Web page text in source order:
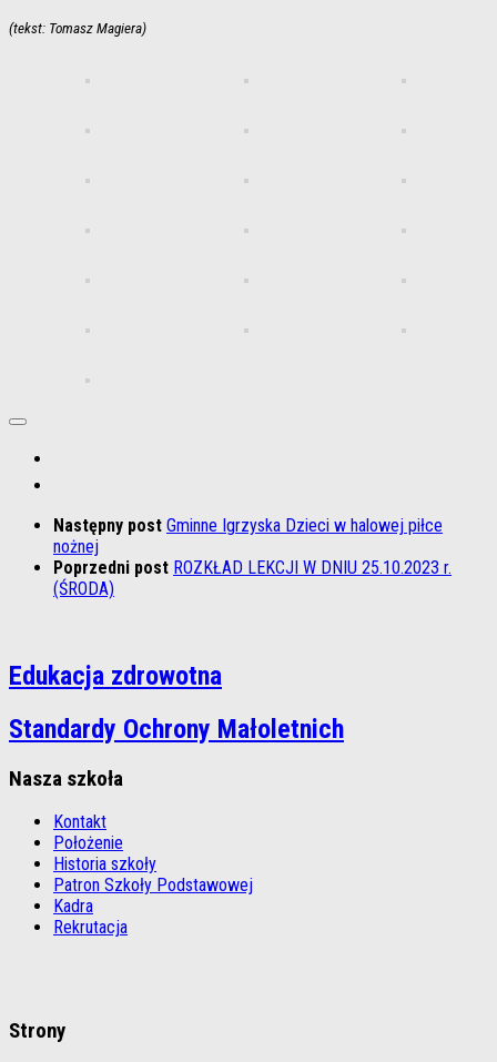
(tekst: Tomasz Magiera)
Następny post Gminne Igrzyska Dzieci w halowej piłce
nożnej
Poprzedni post ROZKŁAD LEKCJI W DNIU 25.10.2023 r.
(ŚRODA)
Edukacja zdrowotna
Standardy Ochrony Małoletnich
Nasza szkoła
Kontakt
Położenie
Historia szkoły
Patron Szkoły Podstawowej
Kadra
Rekrutacja
Strony